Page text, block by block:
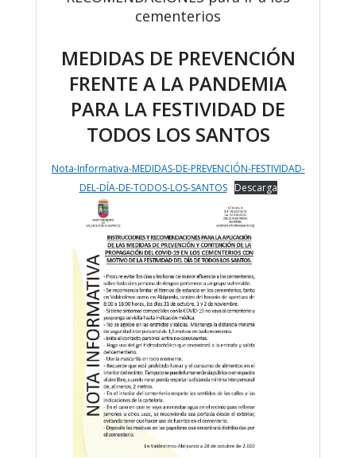
cementerios
MEDIDAS DE PREVENCIÓN
FRENTE A LA PANDEMIA
PARA LA FESTIVIDAD DE
TODOS LOS SANTOS
Nota-Informativa-MEDIDAS-DE-PREVENCIÓN-FESTIVIDAD-
DEL-DÍA-DE-TODOS-LOS-SANTOS
Descarga